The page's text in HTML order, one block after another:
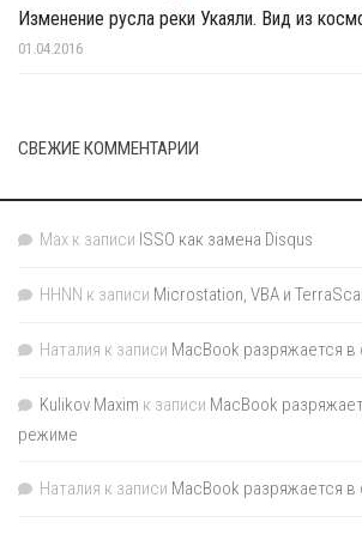
Изменение русла реки Укаяли. Вид из
01.04.2016
СВЕЖИЕ КОММЕНТАРИИ
Max к записи ISSO как замена Disqus
HHNN к записи Microstation, VBA и
Наталия к записи MacBook разряжается
Kulikov Maxim к записи MacBook
режиме
Наталия к записи MacBook разряжается